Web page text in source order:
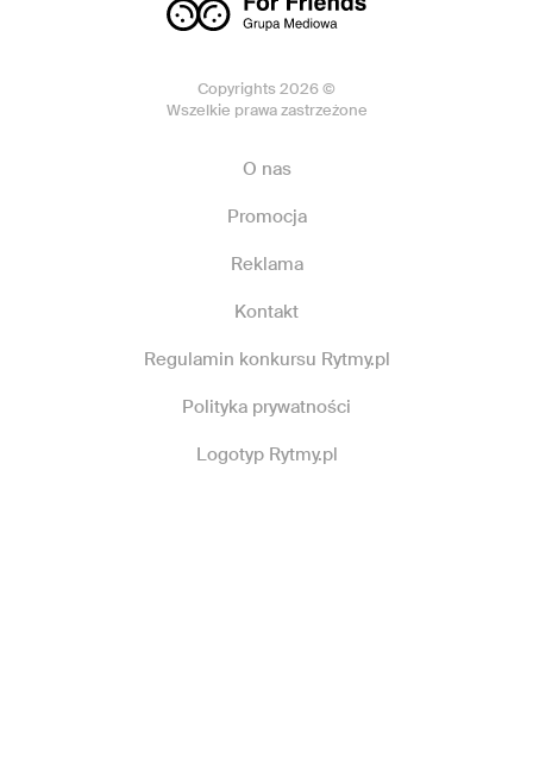
Copyrights 2026 ©
Wszelkie prawa zastrzeżone
O nas
Promocja
Reklama
Kontakt
Regulamin konkursu Rytmy.pl
Polityka prywatności
Logotyp Rytmy.pl